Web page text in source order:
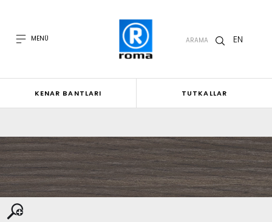
MENÜ ARAMA EN
KENAR BANTLARI TUTKALLAR